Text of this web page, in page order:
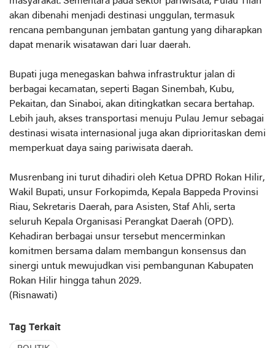
akan dibenahi menjadi destinasi unggulan, termasuk
rencana pembangunan jembatan gantung yang diharapkan
dapat menarik wisatawan dari luar daerah.
Bupati juga menegaskan bahwa infrastruktur jalan di
berbagai kecamatan, seperti Bagan Sinembah, Kubu,
Pekaitan, dan Sinaboi, akan ditingkatkan secara bertahap.
Lebih jauh, akses transportasi menuju Pulau Jemur sebagai
destinasi wisata internasional juga akan diprioritaskan demi
memperkuat daya saing pariwisata daerah.
Musrenbang ini turut dihadiri oleh Ketua DPRD Rokan Hilir,
Wakil Bupati, unsur Forkopimda, Kepala Bappeda Provinsi
Riau, Sekretaris Daerah, para Asisten, Staf Ahli, serta
seluruh Kepala Organisasi Perangkat Daerah (OPD).
Kehadiran berbagai unsur tersebut mencerminkan
komitmen bersama dalam membangun konsensus dan
sinergi untuk mewujudkan visi pembangunan Kabupaten
Rokan Hilir hingga tahun 2029.
(Risnawati)
Tag Terkait